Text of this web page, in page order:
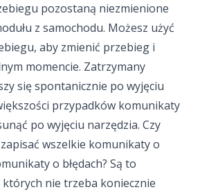
pozostaną niezmienione
z samochodu. Możesz użyć
aby zmienić przebieg i
momencie. Zatrzymany
się spontanicznie po wyjęciu
przypadków komunikaty
po wyjęciu narzędzia. Czy
wszelkie komunikaty o
o błędach? Są to
których nie trzeba koniecznie